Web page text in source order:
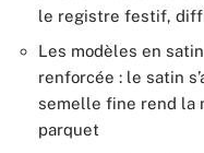
le registre festif,
Les modèles en
renforcée : le satin
semelle fine rend la
parquet